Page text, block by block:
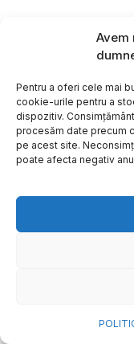
Avem
Pentru a oferi cele mai
cookie-urile pentru a
dispozitiv.
procesăm date precum
pe acest site.
poate afecta negativ